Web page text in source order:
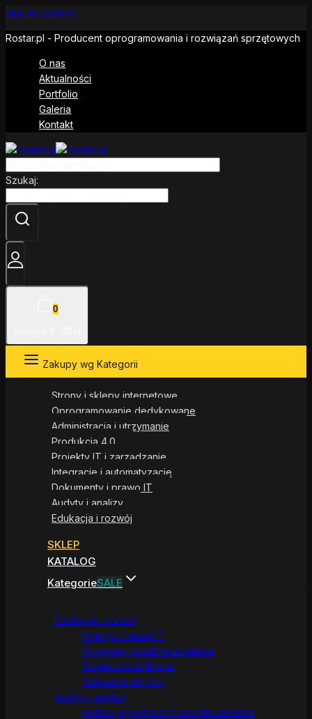
Skip to content
Rostar.pl - Producent oprogramowania i rozwiązań sprzętowych
O nas
Aktualności
Portfolio
Galeria
Kontakt
Szukaj:
0
Zakupy wg Kategorii
Strony i sklepy internetowe
Oprogramowanie dedykowane
Administracja i utrzymanie
Produkcja 4.0
Projekty IT i zarządzanie
Integracje i automatyzacje
Dokumenty i prawo IT
Audyty i analizy
Edukacja i rozwój
SKLEP
KATALOG
KategorieSALE
Edukacja i rozwój
Praktyki i staże IT
Programy przebranżowienia
Społeczność Rostar
Szkolenia dla firm
Audyty i analizy
Analizy wydajności i bezpieczeństwa